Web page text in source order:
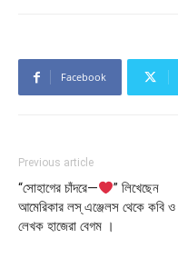
Facebook
Previous article
“সোহাগের চাঁদরে—
” লিখেছেন
আমেরিকার লস্ এঞ্জেলস থেকে কবি ও
লেখক হাজেরা বেগম ।